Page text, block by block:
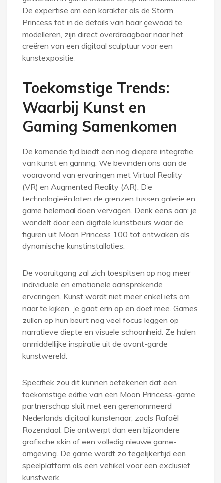
De expertise om een karakter als de Storm
Princess tot in de details van haar gewaad te
modelleren, zijn direct overdraagbaar naar het
creëren van een digitaal sculptuur voor een
kunstexpositie.
Toekomstige Trends:
Waarbij Kunst en
Gaming Samenkomen
De komende tijd biedt een nog diepere integratie
van kunst en gaming. We bevinden ons aan de
vooravond van ervaringen met Virtual Reality
(VR) en Augmented Reality (AR). Die
technologieën laten de grenzen tussen galerie en
game helemaal doen vervagen. Denk eens aan: je
wandelt door een digitale kunstbeurs waar de
figuren uit Moon Princess 100 tot ontwaken als
dynamische kunstinstallaties.
De vooruitgang zal zich toespitsen op nog meer
individuele en emotionele aansprekende
ervaringen. Kunst wordt niet meer enkel iets om
naar te kijken. Je gaat erin op en doet mee. Games
zullen op hun beurt nog veel focus leggen op
narratieve diepte en visuele schoonheid. Ze halen
onmiddellijke inspiratie uit de avant-garde
kunstwereld.
Specifiek zou dit kunnen betekenen dat een
toekomstige editie van een Moon Princess-game
partnerschap sluit met een gerenommeerd
Nederlands digitaal kunstenaar, zoals Rafaël
Rozendaal. Die ontwerpt dan een bijzondere
grafische skin of een volledig nieuwe game-
omgeving. De game wordt zo tegelijkertijd een
speelplatform als een vehikel voor een exclusief
kunstwerk.